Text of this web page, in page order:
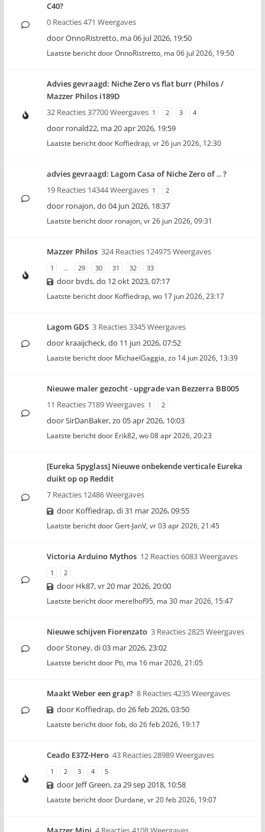
C40?
0 Reacties 471 Weergaves
doorOnnoRistretto, ma 06 jul 2026, 19:50
Laatste bericht doorOnnoRistretto, ma 06 jul 2026, 19:50
Advies gevraagd: Niche Zero vs flat burr (Philos /
Mazzer Philos i189D
32 Reacties 37700 Weergaves 1 2 3 4
door ronald22, ma 20 apr 2026, 19:59
Laatste bericht door Koffiedrap, vr 26 jun 2026, 12:30
advies gevraagd: Lagom Casa of Niche Zero of .. ?
19 Reacties 14344 Weergaves 1 2
door ronajon,do 04 jun 2026, 18:37
Laatste bericht door ronajon, vr 26 jun 2026, 09:31
Mazzer Philos 324 Reacties 124975 Weergaves
1 … 29 30 31 32 33
door bvds,do 12 okt 2023, 07:17
Laatste bericht door Koffiedrap, wo 17 jun 2026, 23:17
Lagom GDS 3 Reacties 3345 Weergaves
door kraaijcheck,do 11 jun 2026, 07:52
Laatste bericht door MichaelGaggia, zo 14 jun 2026, 13:39
Nieuwe maler gezocht - upgrade van Bezzerra BB005
11 Reacties 7189 Weergaves 1 2
doorSirDanBaker,zo 05 apr 2026, 10:03
Laatste bericht door Erik82, wo 08 apr 2026, 20:23
[Eureka Spyglass] Nieuwe onbekende verticale Eureka
duikt op op Reddit
7 Reacties 12486 Weergaves
door Koffiedrap,di 31 mar 2026, 09:55
Laatste bericht doorGert-JanV, vr 03 apr 2026, 21:45
Victoria Arduino Mythos 12 Reacties 6083 Weergaves
1 2
door Hk87,vr 20 mar 2026, 20:00
Laatste bericht door merelhof95, ma 30 mar 2026, 15:47
Nieuwe schijven Fiorenzato 3 Reacties 2825 Weergaves
doorStoney,di 03 mar 2026, 23:02
Laatste bericht door Pti, ma 16 mar 2026, 21:05
Maakt Weber een grap? 8 Reacties 4235 Weergaves
door Koffiedrap,do 26 feb 2026, 03:50
Laatste bericht doorfob, do 26 feb 2026, 19:17
Ceado E37Z-Hero 43 Reacties 28989 Weergaves
1 2 3 4 5
door Jeff Green,za 29 sep 2018, 10:58
Laatste bericht door Durdane, vr 20 feb 2026, 19:07